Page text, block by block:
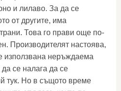
и лилаво. За да се
от другите, има
Това го прави още по-
Производителят настоява,
използвана неръждаема
се налага да се
тук. Но в същото време